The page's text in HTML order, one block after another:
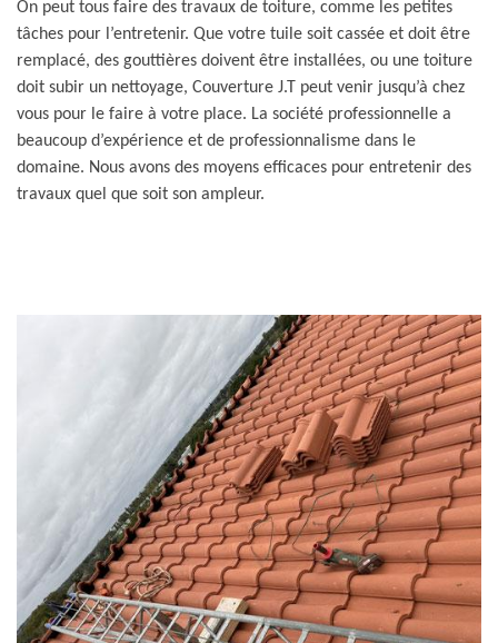
On peut tous faire des travaux de toiture, comme les petites
tâches pour l’entretenir. Que votre tuile soit cassée et doit être
remplacé, des gouttières doivent être installées, ou une toiture
doit subir un nettoyage, Couverture J.T peut venir jusqu’à chez
vous pour le faire à votre place. La société professionnelle a
beaucoup d’expérience et de professionnalisme dans le
domaine. Nous avons des moyens efficaces pour entretenir des
travaux quel que soit son ampleur.